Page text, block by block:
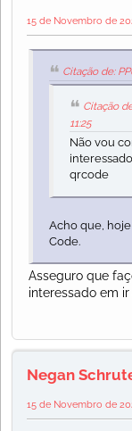
15 de Novembro de
Citação de:
Citação
11:25
Não vou
qrcode
Acho que,
Code.
Asseguro que
interessado em ir
Negan
15 de Novembro de